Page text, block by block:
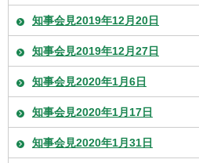
知事会見2019年12月20日
知事会見2019年12月27日
知事会見2020年1月6日
知事会見2020年1月17日
知事会見2020年1月31日